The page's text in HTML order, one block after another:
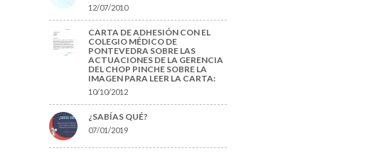
12/07/2010
CARTA DE ADHESIÓN CON EL
COLEGIO MÉDICO DE
PONTEVEDRA SOBRE LAS
ACTUACIONES DE LA GERENCIA
DEL CHOP PINCHE SOBRE LA
IMAGEN PARA LEER LA CARTA:
10/10/2012
¿SABÍAS QUÉ?
07/01/2019